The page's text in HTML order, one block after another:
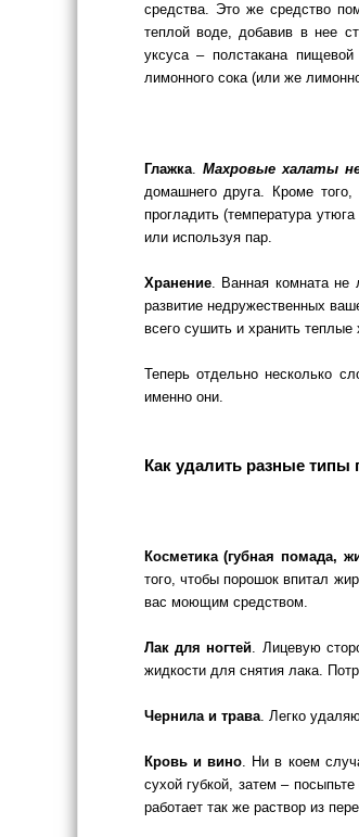
средства. Это же средство
теплой воде, добавив в нее
уксуса – полстакана
лимонного сока (или же
Глажка. Махровые халаты
домашнего друга. Кроме
прогладить (температура
или используя пар.
Хранение. Ванная комната не
развитие недружественных
всего сушить и хранить
Теперь отдельно несколько
именно они.
Как удалить разные типы
Косметика (губная помада,
того, чтобы порошок впитал
вас моющим средством.
Лак для ногтей. Лицевую
жидкости для снятия лака.
Чернила и трава. Легко
Кровь и вино. Ни в коем
сухой губкой, затем –
работает так же раствор из